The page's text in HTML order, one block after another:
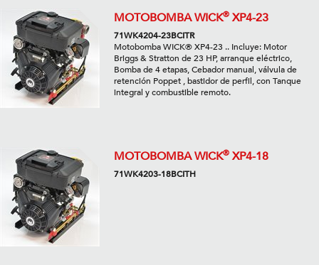
MOTOBOMBA WICK® XP4-23
71WK4204-23BCITR
Motobomba WICK® XP4-23 .. Incluye: Motor
Briggs & Stratton de 23 HP, arranque eléctrico,
Bomba de 4 etapas, Cebador manual, válvula de
retención Poppet , bastidor de perfil, con Tanque
integral y combustible remoto.
MOTOBOMBA WICK® XP4-18
71WK4203-18BCITH